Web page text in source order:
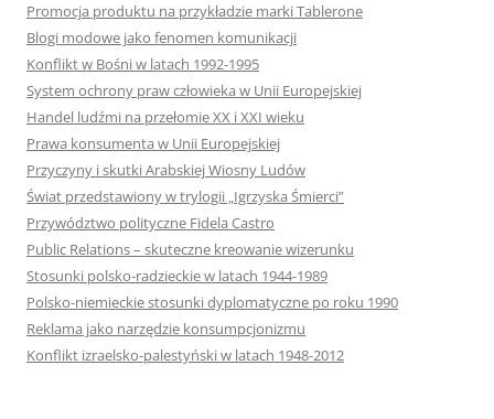
Promocja produktu na przykładzie marki Tablerone
Blogi modowe jako fenomen komunikacji
Konflikt w Bośni w latach 1992-1995
System ochrony praw człowieka w Unii Europejskiej
Handel ludźmi na przełomie XX i XXI wieku
Prawa konsumenta w Unii Europejskiej
Przyczyny i skutki Arabskiej Wiosny Ludów
Świat przedstawiony w trylogii „Igrzyska Śmierci”
Przywództwo polityczne Fidela Castro
Public Relations – skuteczne kreowanie wizerunku
Stosunki polsko-radzieckie w latach 1944-1989
Polsko-niemieckie stosunki dyplomatyczne po roku 1990
Reklama jako narzędzie konsumpcjonizmu
Konflikt izraelsko-palestyński w latach 1948-2012